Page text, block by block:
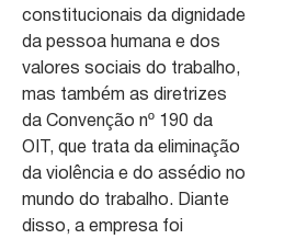
constitucionais da dignidade
da pessoa humana e dos
valores sociais do trabalho,
mas também as diretrizes
da Convenção nº 190 da
OIT, que trata da eliminação
da violência e do assédio no
mundo do trabalho. Diante
disso, a empresa foi